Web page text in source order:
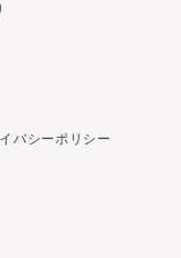
バシーポリシー